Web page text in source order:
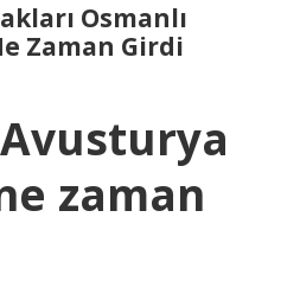
Osmanlı
Zaman Girdi
zaman